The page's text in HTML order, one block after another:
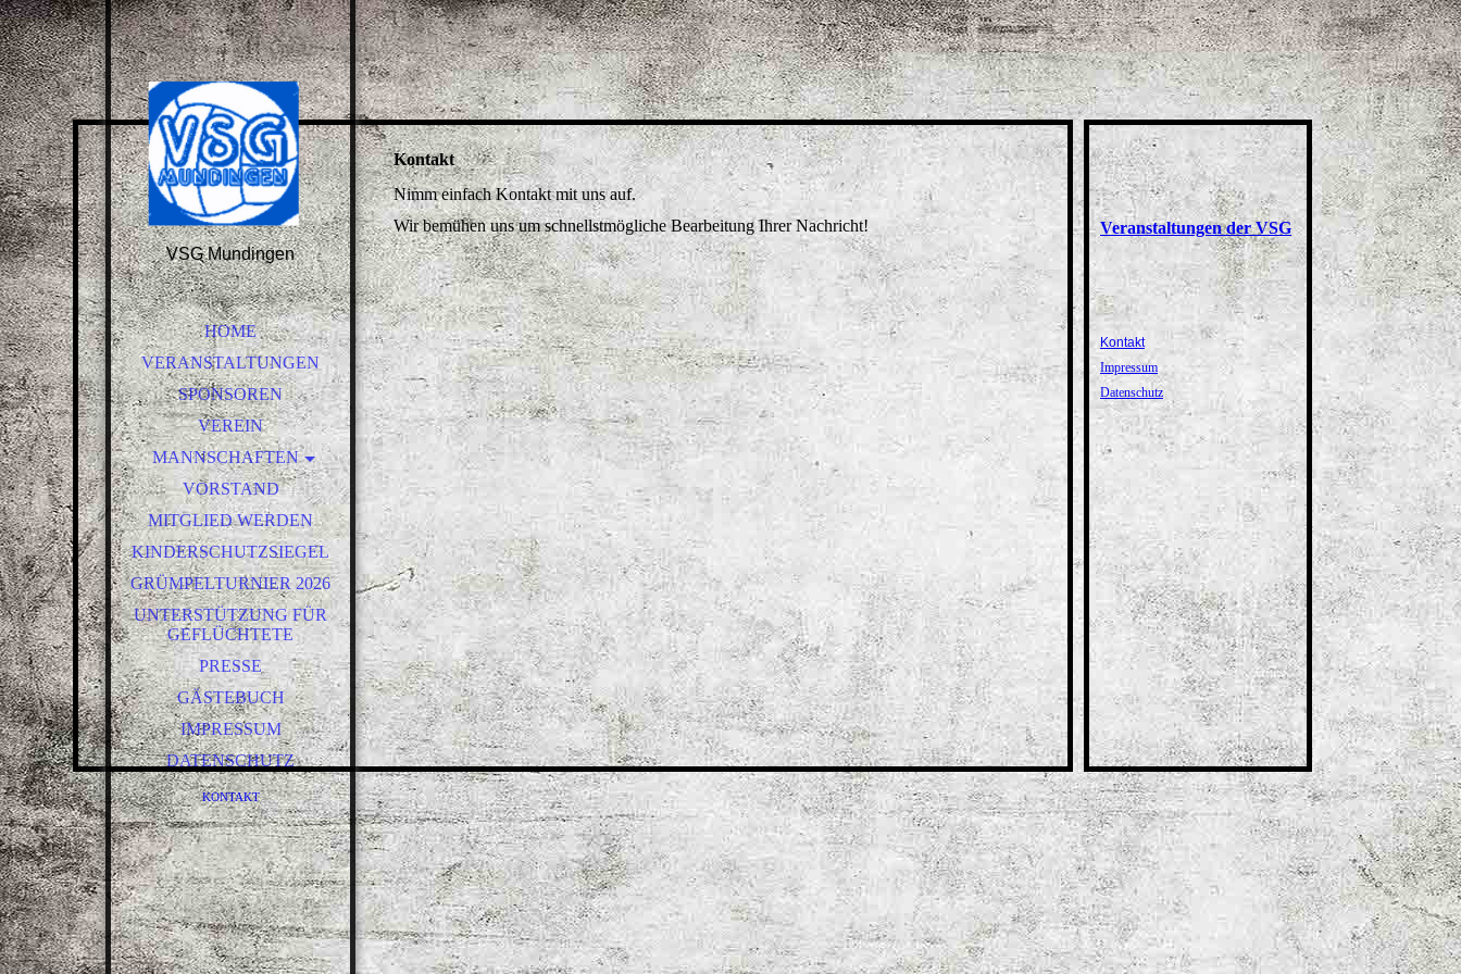
VSG Mundingen
HOME
VERANSTALTUNGEN
SPONSOREN
VEREIN
MANNSCHAFTEN
HERREN
FREIZEIT
DAMEN 2
DAMEN 1
JUGEND
VORSTAND
MITGLIED WERDEN
KINDERSCHUTZSIEGEL
GRÜMPELTURNIER 2026
UNTERSTÜTZUNG FÜR
GEFLÜCHTETE
PRESSE
GÄSTEBUCH
IMPRESSUM
DATENSCHUTZ
KONTAKT
Kontakt
Nimm einfach Kontakt mit uns auf.
Wir bemühen uns um schnellstmögliche Bearbeitung Ihrer Nachricht!
Veranstaltungen der VSG
Kontakt
Impressum
Datenschutz